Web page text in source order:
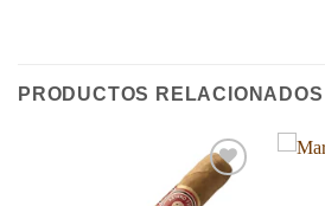
PRODUCTOS RELACIONADOS
Añadir